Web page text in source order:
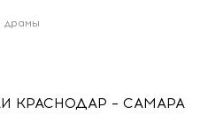
драмы
КРАСНОДАР – САМАРА